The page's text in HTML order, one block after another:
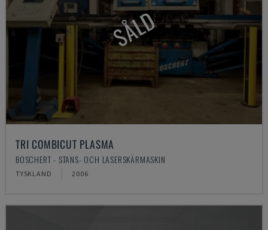
SÅLD
TRI COMBICUT PLASMA
BOSCHERT - STANS- OCH LASERSKÄRMASKIN
TYSKLAND 2006